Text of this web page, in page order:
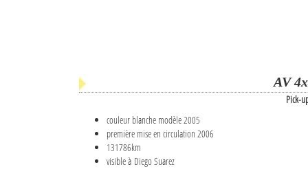
AV
Pick-
couleur blanche modèle 2005
première mise en circulation 2006
131786km
visible à Diego Suarez